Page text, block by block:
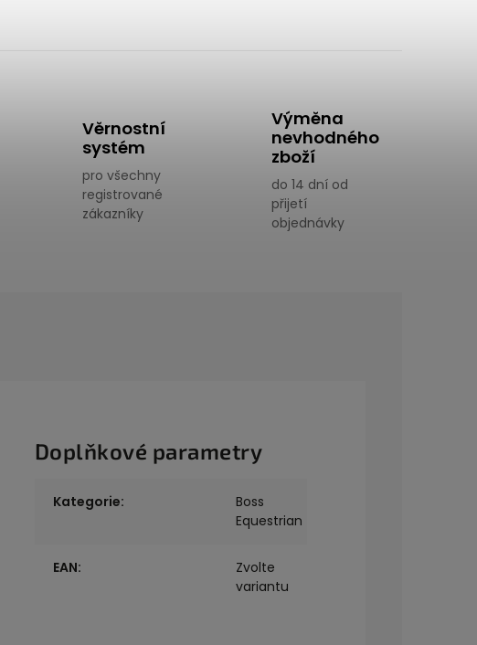
Věrnostní
systém
pro všechny
registrované
zákazníky
Výměna
nevhodného
zboží
do 14 dní od
přijetí
objednávky
Doplňkové parametry
Kategorie:
Boss
Equestrian
EAN:
Zvolte
variantu